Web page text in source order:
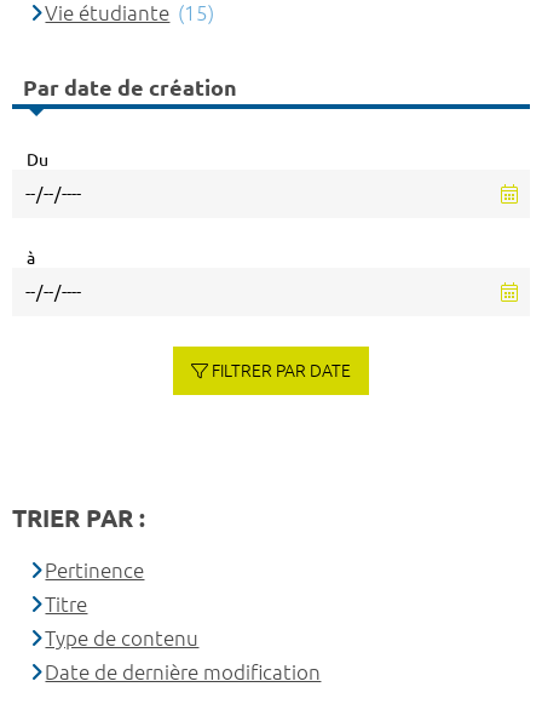
Vie étudiante (15)
Par date de création
Du
à
FILTRER PAR DATE
TRIER PAR :
Pertinence
Titre
Type de contenu
Date de dernière modification